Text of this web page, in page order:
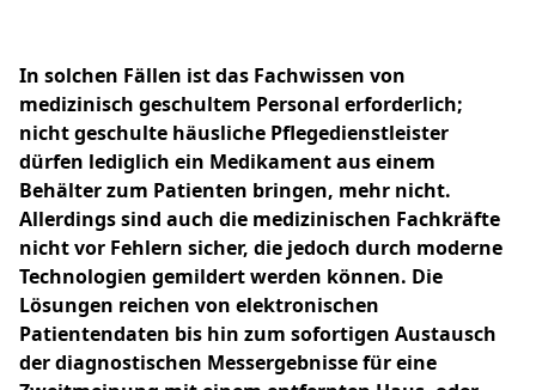
In solchen Fällen ist das Fachwissen von
medizinisch geschultem Personal erforderlich;
nicht geschulte häusliche Pflegedienstleister
dürfen lediglich ein Medikament aus einem
Behälter zum Patienten bringen, mehr nicht.
Allerdings sind auch die medizinischen Fachkräfte
nicht vor Fehlern sicher, die jedoch durch moderne
Technologien gemildert werden können. Die
Lösungen reichen von elektronischen
Patientendaten bis hin zum sofortigen Austausch
der diagnostischen Messergebnisse für eine